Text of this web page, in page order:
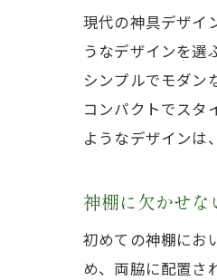
現代の神具デザイ
うなデザインを選
シンプルでモダン
コンパクトでスタ
ようなデザインは
神棚に欠かせ
初めての神棚にお
め、両脇に配置さ